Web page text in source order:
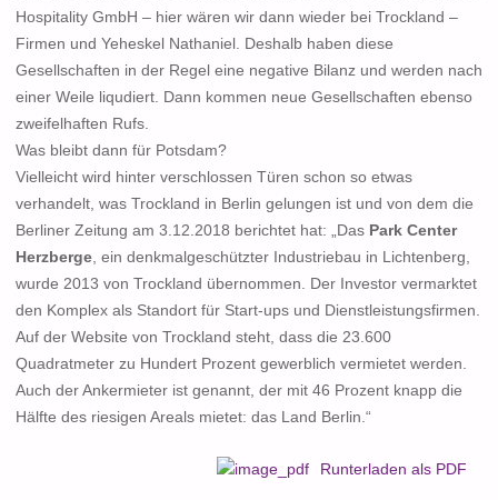
Hospitality GmbH –hier wären wir dann wieder bei Trockland –
Firmen und Yeheskel Nathaniel
Deshalb haben diese
Gesellschaften in der Regel eine negative Bilanz und werden nach
einer Weile liqudiert. Dann kommen neue Gesellschaften ebenso
zweifelhaften Rufs.
Was bleibt dann für Potsdam?
Vielleicht wird hinter verschlossen Türen schon so etwas
verhandelt, was Trockland in Berlin gelungen ist und von dem die
Berliner Zeitung am 3.12.2018 berichtet hat: „Das Park Center
Herzberge, ein denkmalgeschützter Industriebau in Lichtenberg,
wurde 2013 von Trockland übernommen. Der Investor vermarktet
den Komplex als Standort für Start-ups und Dienstleistungsfirmen.
Auf der Website von Trockland steht, dass die 23.600
Quadratmeter zu Hundert Prozent gewerblich vermietet werden.
Auch der Ankermieter ist genannt, der mit 46 Prozent knapp die
Hälfte des riesigen Areals mietet: das Land Berlin .“
Runterladen als PDF